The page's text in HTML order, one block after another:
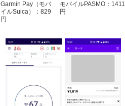
Garmin Pay（モバ
イルSuica）：829
円
モバイルPASMO：1411
円